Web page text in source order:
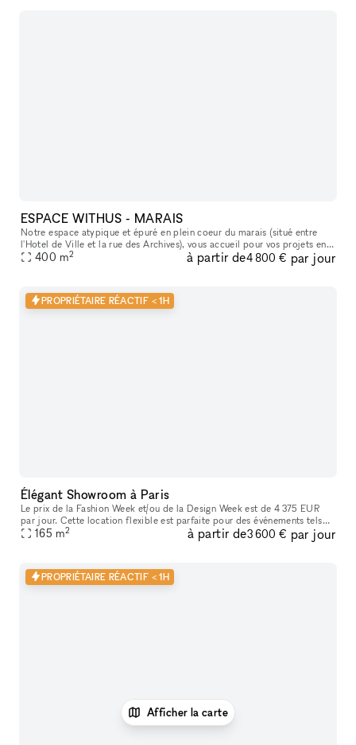
ESPACE WITHUS - MARAIS
Notre espace atypique et épuré en plein coeur du marais (situé entre
l'Hotel de Ville et la rue des Archives), vous accueil pour vos projets en
tout genre : Shooting/tournage , défilé , showroom , pr
400 m2 à partir de4 800 € par jour
PROPRIÉTAIRE RÉACTIF < 1H
Élégant Showroom à Paris
Le prix de la Fashion Week et/ou de la Design Week est de 4 375 EUR
par jour. Cette location flexible est parfaite pour des événements tels
que des expositions d'art, offrant des services supplémenta
165 m2 à partir de3 600 € par jour
PROPRIÉTAIRE RÉACTIF < 1H
Afficher la carte